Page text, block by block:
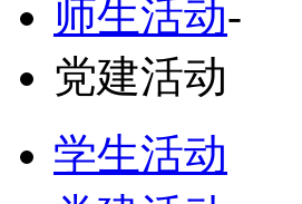
师生活动-
党建活动
学生活动